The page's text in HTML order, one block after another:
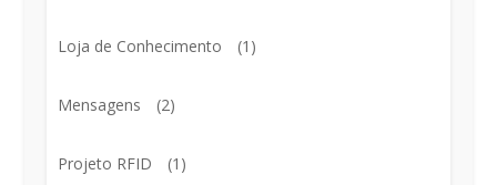
Loja de Conhecimento (1)
Mensagens (2)
Projeto RFID (1)